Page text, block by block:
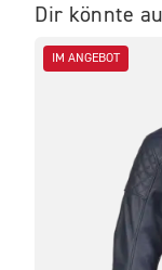
Dir könnte
IM ANGEBOT